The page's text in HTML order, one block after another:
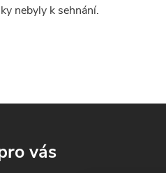
nebyly k sehnání.
vás